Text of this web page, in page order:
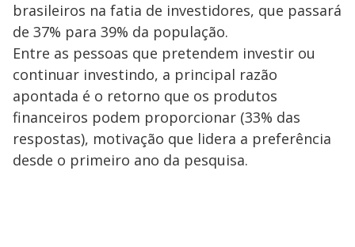
brasileiros na fatia de investidores, que passará
de 37% para 39% da população.
Entre as pessoas que pretendem investir ou
continuar investindo, a principal razão
apontada é o retorno que os produtos
financeiros podem proporcionar (33% das
respostas), motivação que lidera a preferência
desde o primeiro ano da pesquisa.